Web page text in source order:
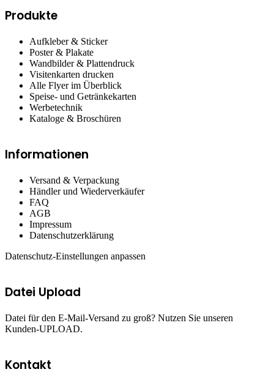
Produkte
Aufkleber & Sticker
Poster & Plakate
Wandbilder & Plattendruck
Visitenkarten drucken
Alle Flyer im Überblick
Speise- und Getränkekarten
Werbetechnik
Kataloge & Broschüren
Informationen
Versand & Verpackung
Händler und Wiederverkäufer
FAQ
AGB
Impressum
Datenschutzerklärung
Datenschutz-Einstellungen anpassen
Datei Upload
Datei für den E-Mail-Versand zu groß? Nutzen Sie unseren
Kunden-UPLOAD.
Kontakt